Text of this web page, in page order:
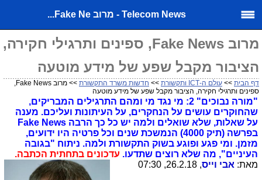
Telecom News - מרוב Fake Ne...
מרוב Fake News, ספינים ותרגילי חקירה,
הציבור מקבל שפע של מידע מוטעה
דף הבית >> עולם ה-ICT ותקשורת >> חדשות משרד התקשורת
>> מרוב Fake News,
ספינים ותרגילי חקירה, הציבור מקבל שפע של מידע מוטעה
"מורה נבוכים" 2: מי נגד מי ומהם התרגילים המבריקים,
שהחוקרים עושים על הנחקרים, על העיתונות ועליכם. מענה
על שאלות, שלא שואלים ולמה יש כל כך הרבה Fake News
בפרשה (תיק 4000) הנמשכת שנים וכל פרטיה היו ידועים,
מזמן. ומי פגע ופוגע בשוק התקשורת ולמה. ניתוח "בגובה
העיניים", מה שלא רוצים שתדעו. עדכונים בתחתית הכתבה.
מאת: אבי וייס, 26.2.18, 07:30